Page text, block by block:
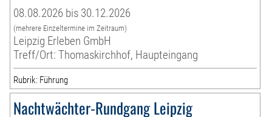
08.08.2026 bis 30.12.2026
(mehrere Einzeltermine im Zeitraum)
Leipzig Erleben GmbH
Treff/Ort: Thomaskirchhof, Haupteingang
Rubrik: Führung
Nachtwächter-Rundgang Leipzig